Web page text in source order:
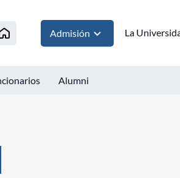
Admisión La
Alumni